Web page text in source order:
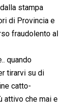
stampa
di Provincia e
fraudolento al
quando
tirarvi su di
catto-
attivo che mai e